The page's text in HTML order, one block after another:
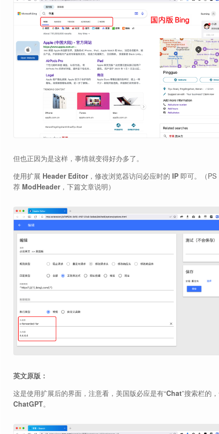
但也正因为是这样，事情就变得好办多了。
使用扩展 Header Editor，修改浏览器访问必应时的 IP 即可。（
荐 ModHeader，下篇文章说明）
英文原版：
这是使用扩展后的界面，注意看，美国版必应是有“Chat”搜索栏的
ChatGPT。